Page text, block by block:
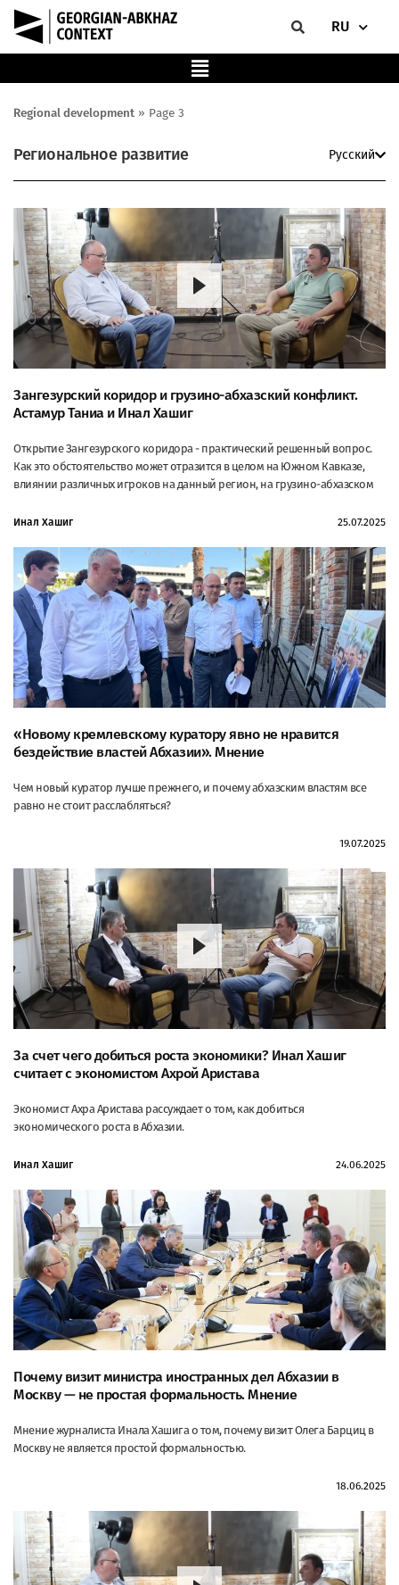
RU
Regional development » Page 3
Региональное развитие Русский
Зангезурский коридор и грузино-абхазский конфликт.
Астамур Таниа и Инал Хашиг
Открытие Зангезурского коридора - практический решенный вопрос.
Как это обстоятельство может отразится в целом на Южном Кавказе,
влиянии различных игроков на данный регион, на грузино-абхазском
Инал Хашиг 25.07.2025
«Новому кремлевскому куратору явно не нравится
бездействие властей Абхазии». Мнение
Чем новый куратор лучше прежнего, и почему абхазским властям все
равно не стоит расслабляться?
19.07.2025
За счет чего добиться роста экономики? Инал Хашиг
считает с экономистом Ахрой Аристава
Экономист Ахра Аристава рассуждает о том, как добиться
экономического роста в Абхазии.
Инал Хашиг 24.06.2025
Почему визит министра иностранных дел Абхазии в
Москву — не простая формальность. Мнение
Мнение журналиста Инала Хашига о том, почему визит Олега Барциц в
Москву не является простой формальностью.
18.06.2025